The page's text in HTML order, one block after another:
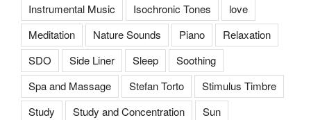
Instrumental Music Isochronic Tones
love
Meditation
Nature Sounds Piano
Relaxation
SDO
Side Liner Sleep
Soothing
Spa and Massage
Stefan Torto
Stimulus Timbre
Study
Study and Concentration
Sun